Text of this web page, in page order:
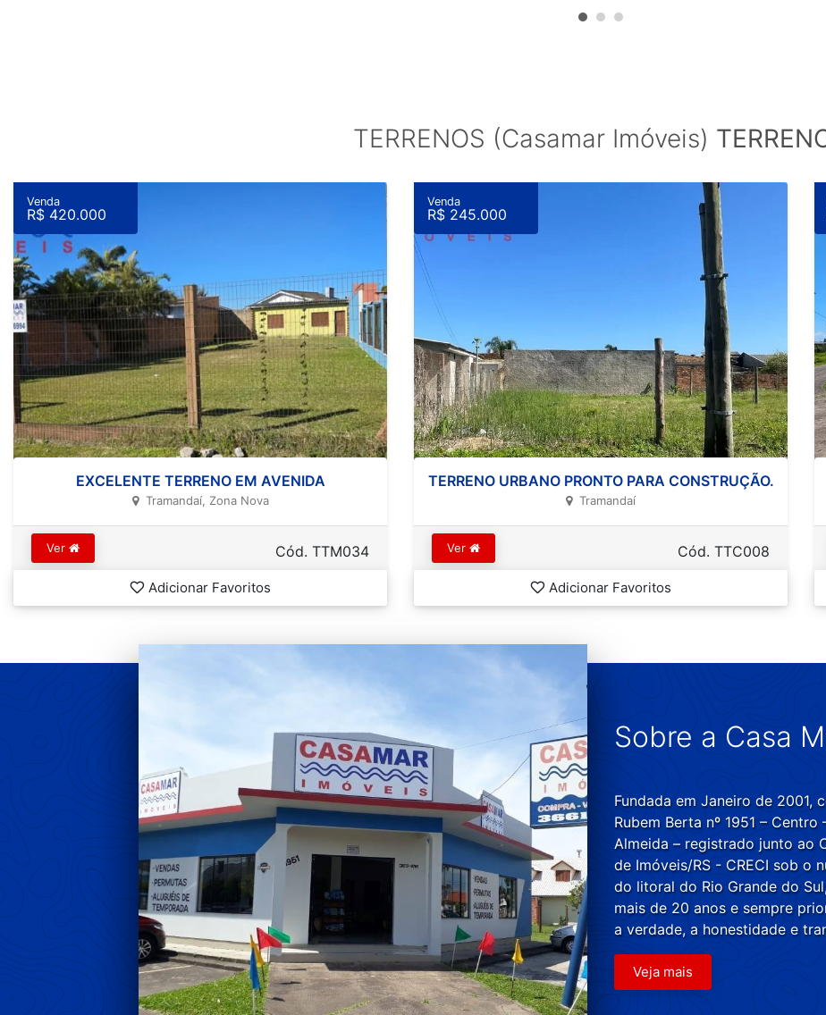
TERRENOS (Casamar Imóveis)
Venda
R$ 420.000
EXCELENTE TERRENO EM AVENIDA
Tramandaí, Zona Nova
Ver Cód. TTM034
Adicionar Favoritos
Venda
R$ 245.000
TERRENO URBANO PRONTO PARA CONSTRUÇÃO.
Tramandaí
Ver Cód. TTC008
Adicionar Favoritos
Sobre a Casa
Fundada em Janeiro de 2001,
Rubem Berta nº 1951 –
Almeida – registrado junto ao
de Imóveis/RS - CRECI sob o
do litoral do Rio Grande do
mais de 20 anos e sempre
a verdade, a honestidade e
Veja mais